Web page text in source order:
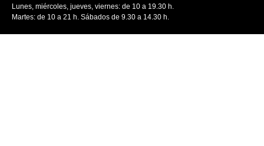
Lunes, miércoles, jueves, viernes: de 10 a 19.30 h.
Martes: de 10 a 21 h. Sábados de 9.30 a 14.30 h.